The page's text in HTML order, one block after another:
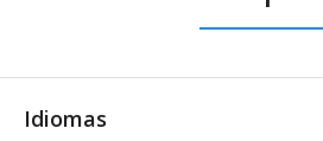
Idiomas